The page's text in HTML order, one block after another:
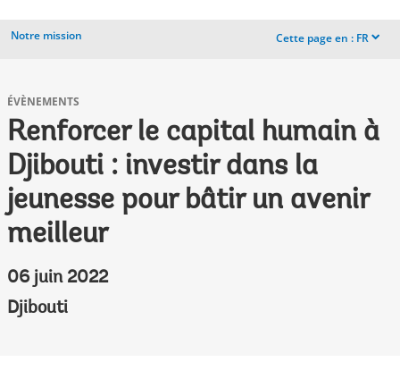
Notre mission Cette page en : FR dropdown
ÉVÈNEMENTS
Renforcer le capital humain à
Djibouti : investir dans la
jeunesse pour bâtir un avenir
meilleur
06 juin 2022
Djibouti